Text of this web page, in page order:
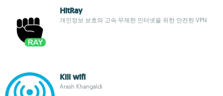
HitRay
개인정보 보호와 고속·무제한 인터넷을 위한 안전한 VPN
Kill wifi
Arash Khangaldi